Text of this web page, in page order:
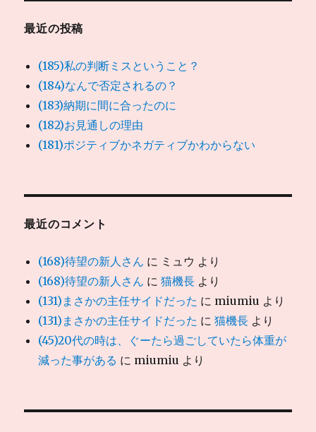
最近の投稿
(185)私の判断ミスということ？
(184)なんで否定されるの？
(183)納期に間に合ったのに
(182)お見通しの理由
(181)ポジティブかネガティブかわからない
最近のコメント
(168)待望の新人さん に ミュウ より
(168)待望の新人さん に猫機長 より
(131)まさかの主任サイドだった に miumiu より
(131)まさかの主任サイドだった に猫機長 より
(45)20代の時は、ぐーたら過ごしていたら体重が
減った事がある に miumiu より